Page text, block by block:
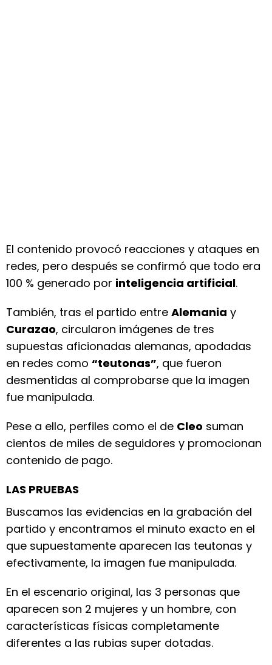
El contenido provocó reacciones y ataques en
redes, pero después se confirmó que todo era
100 % generado por inteligencia artificial.
También, tras el partido entre Alemania y
Curazao, circularon imágenes de tres
supuestas aficionadas alemanas, apodadas
en redes como “teutonas”, que fueron
desmentidas al comprobarse que la imagen
fue manipulada.
Pese a ello, perfiles como el de Cleo suman
cientos de miles de seguidores y promocionan
contenido de pago.
LAS PRUEBAS
Buscamos las evidencias en la grabación del
partido y encontramos el minuto exacto en el
que supuestamente aparecen las teutonas y
efectivamente, la imagen fue manipulada.
En el escenario original, las 3 personas que
aparecen son 2 mujeres y un hombre, con
características físicas completamente
diferentes a las rubias super dotadas.